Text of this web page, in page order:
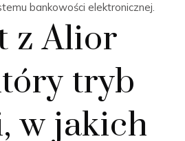
bankowości elektronicznej.
z Alior
tryb
w jakich